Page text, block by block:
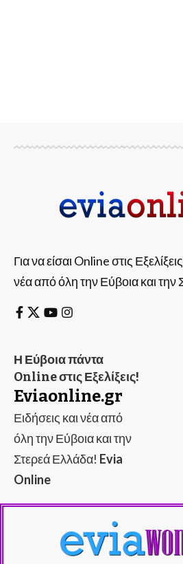
Για να είσαι Online στις
νέα από όλη την Εύβοια και την
Η Εύβοια πάντα
Online στις Εξελίξεις!
Eviaonline.gr
Ειδήσεις και νέα από
όλη την Εύβοια και την
Στερεά Ελλάδα! Evia
Online